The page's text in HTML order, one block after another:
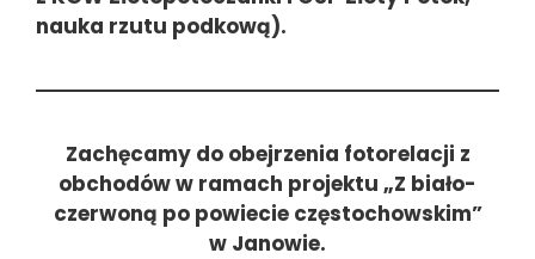
nauka rzutu podkową).
Zachęcamy do obejrzenia fotorelacji z
obchodów w ramach projektu „Z biało-
czerwoną po powiecie częstochowskim”
w Janowie.